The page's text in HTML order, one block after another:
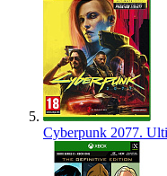
Cyberpunk 2077.